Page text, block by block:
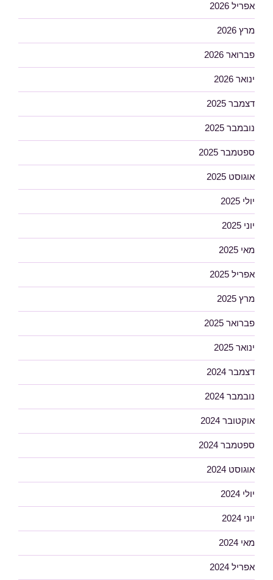
אפריל 2026
מרץ 2026
פברואר 2026
ינואר 2026
דצמבר 2025
נובמבר 2025
ספטמבר 2025
אוגוסט 2025
יולי 2025
יוני 2025
מאי 2025
אפריל 2025
מרץ 2025
פברואר 2025
ינואר 2025
דצמבר 2024
נובמבר 2024
אוקטובר 2024
ספטמבר 2024
אוגוסט 2024
יולי 2024
יוני 2024
מאי 2024
אפריל 2024